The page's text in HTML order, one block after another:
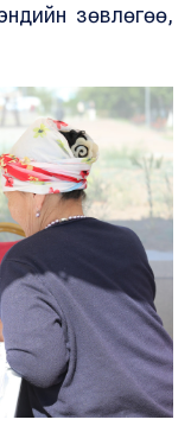
зөвлөгөө,